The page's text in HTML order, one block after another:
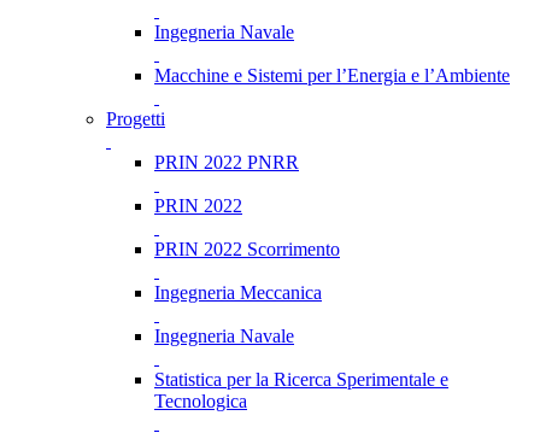
Ingegneria Navale
Macchine e Sistemi per l’Energia e l’Ambiente
Progetti
PRIN 2022 PNRR
PRIN 2022
PRIN 2022 Scorrimento
Ingegneria Meccanica
Ingegneria Navale
Statistica per la Ricerca Sperimentale e
Tecnologica